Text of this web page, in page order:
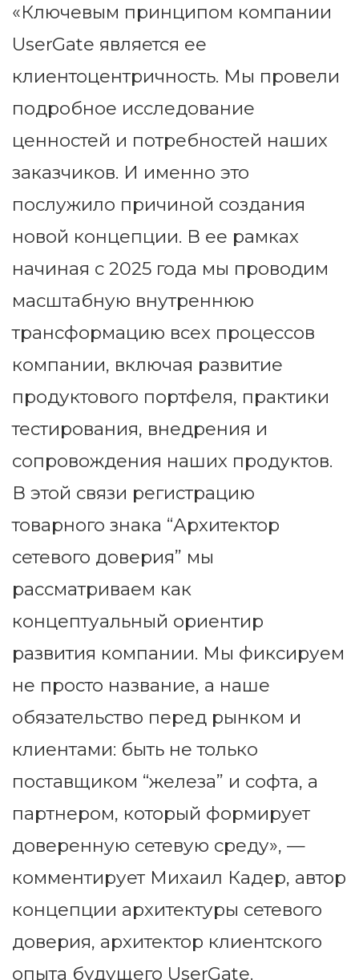
«Ключевым принципом компании
UserGate является ее
клиентоцентричность. Мы провели
подробное исследование
ценностей и потребностей наших
заказчиков. И именно это
послужило причиной создания
новой концепции. В ее рамках
начиная с 2025 года мы проводим
масштабную внутреннюю
трансформацию всех процессов
компании, включая развитие
продуктового портфеля, практики
тестирования, внедрения и
сопровождения наших продуктов.
В этой связи регистрацию
товарного знака “Архитектор
сетевого доверия” мы
рассматриваем как
концептуальный ориентир
развития компании. Мы фиксируем
не просто название, а наше
обязательство перед рынком и
клиентами: быть не только
поставщиком “железа” и софта, а
партнером, который формирует
доверенную сетевую среду», —
комментирует Михаил Кадер, автор
концепции архитектуры сетевого
доверия, архитектор клиентского
опыта будущего UserGate.